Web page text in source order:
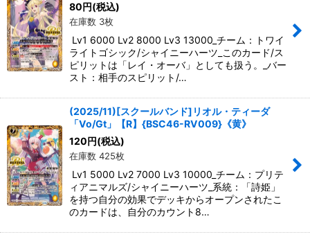
80 円(税込)
在庫数 3枚
Lv1 6000 Lv2 8000 Lv3 13000_チーム：トワイ
ライトゴシック/シャイニーハーツ_このカード/ス
ピリットは「レイ・オーバ」としても扱う。_バー
スト：相手のスピリット/…
(2025/11)[スクールバンド]リオル・ティーダ
「Vo/Gt」【R】{BSC46-RV009}《黄》
120 円(税込)
在庫数 425枚
Lv1 5000 Lv2 7000 Lv3 10000_チーム：プリテ
ィアニマルズ/シャイニーハーツ_系統：「詩姫」
を持つ自分の効果でデッキからオープンされたこ
のカードは、自分のカウント8…